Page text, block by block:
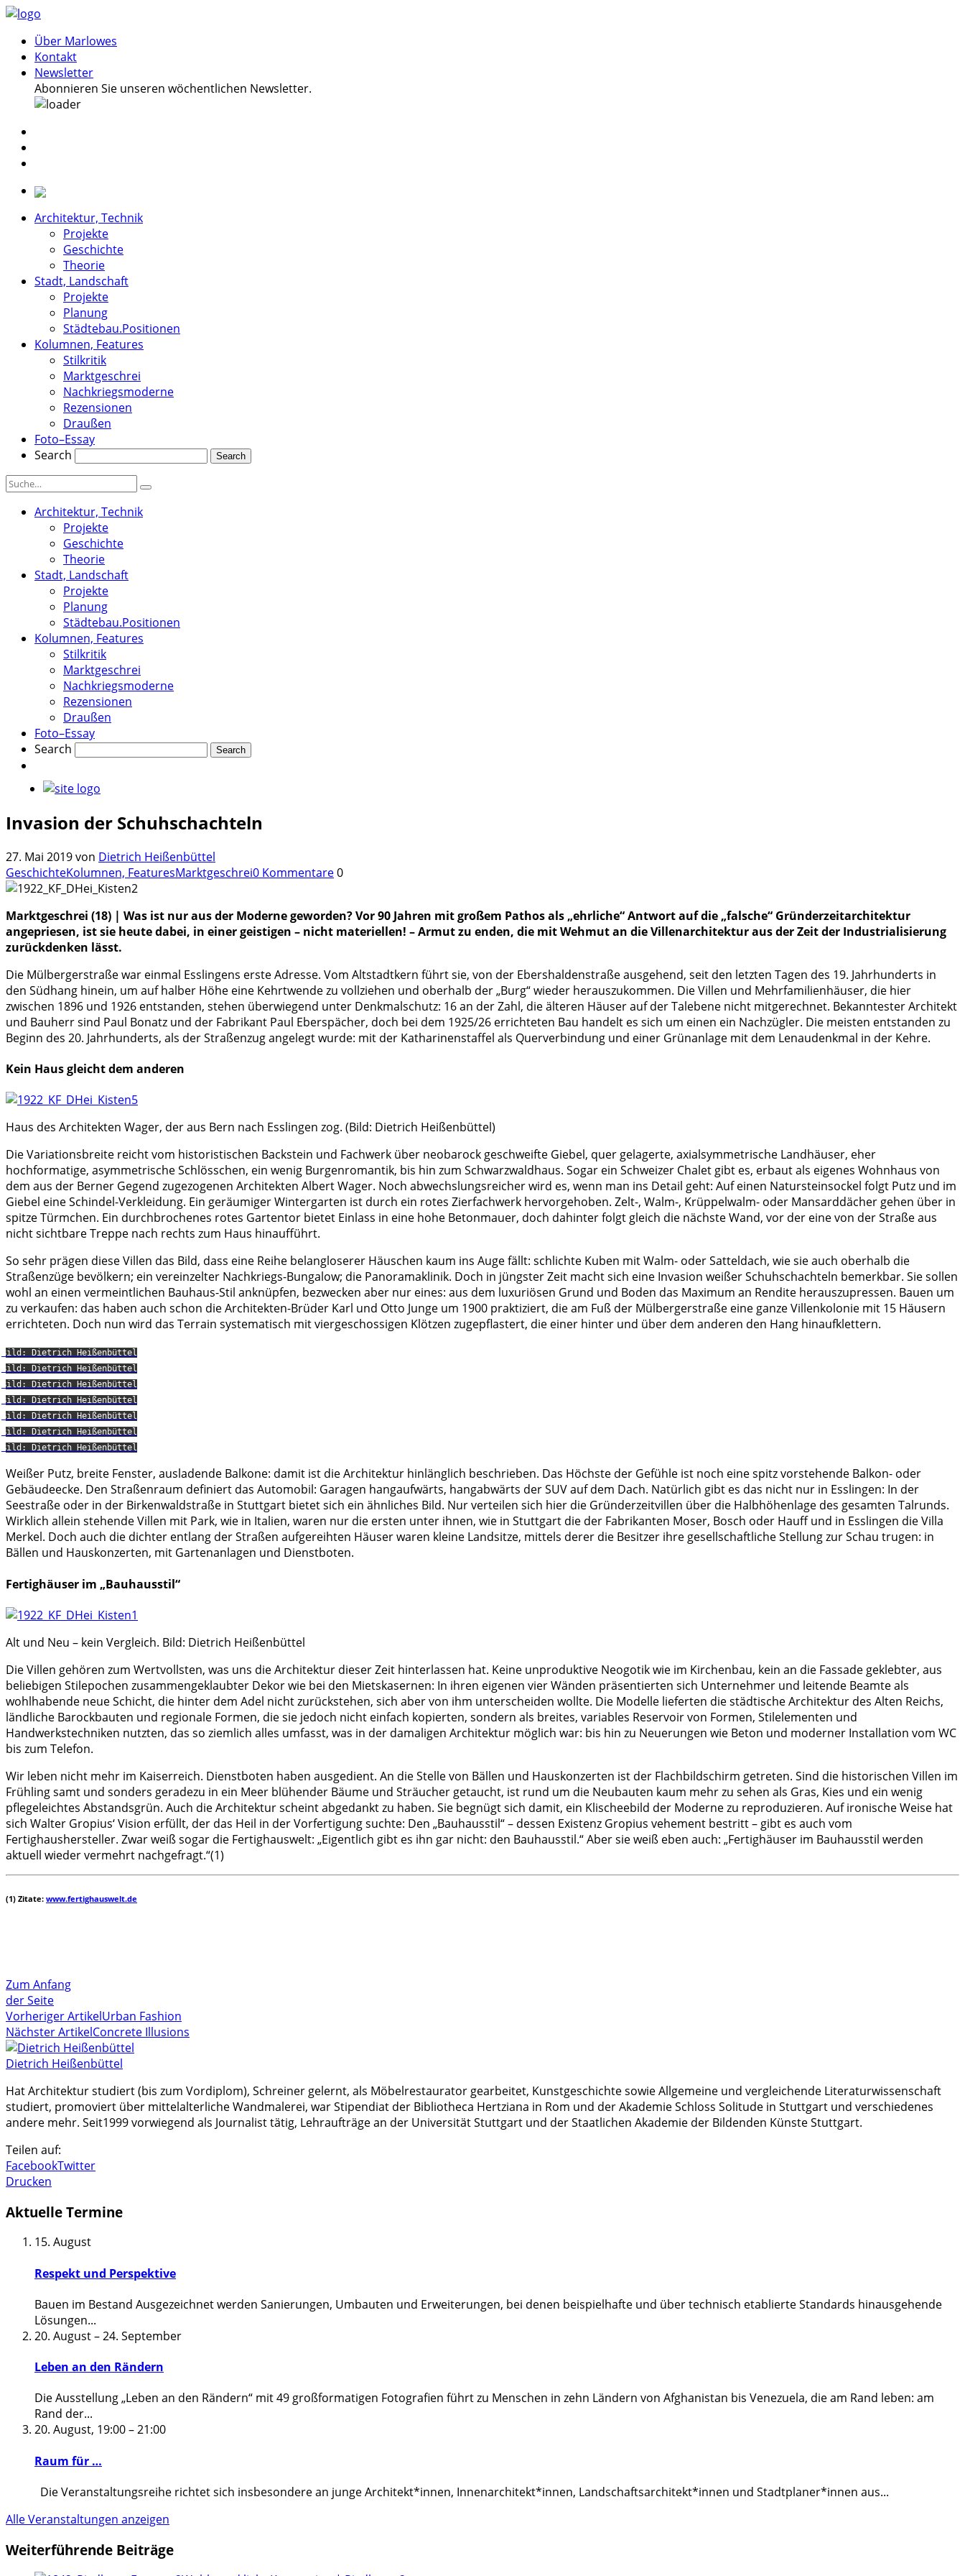
Über Marlowes
Kontakt
Newsletter
Abonnieren Sie unseren wöchentlichen Newsletter.
Architektur, Technik
Projekte
Geschichte
Theorie
Stadt, Landschaft
Projekte
Planung
Städtebau.Positionen
Kolumnen, Features
Stilkritik
Marktgeschrei
Nachkriegsmoderne
Rezensionen
Draußen
Foto–Essay
Search
Architektur, Technik
Projekte
Geschichte
Theorie
Stadt, Landschaft
Projekte
Planung
Städtebau.Positionen
Kolumnen, Features
Stilkritik
Marktgeschrei
Nachkriegsmoderne
Rezensionen
Draußen
Foto–Essay
Search
Invasion der Schuhschachteln
27. Mai 2019von Dietrich Heißenbüttel
GeschichteKolumnen, FeaturesMarktgeschrei0 Kommentare0
Marktgeschrei (18) | Was ist nur aus der Moderne geworden? Vor 90 Jahren mit großem Pathos als „ehrliche“ Antwort auf die „falsche“ Gründerzeitarchitektur
angepriesen, ist sie heute dabei, in einer geistigen – nicht materiellen! – Armut zu enden, die mit Wehmut an die Villenarchitektur aus der Zeit der Industrialisierung
zurückdenken lässt.
Die Mülbergerstraße war einmal Esslingens erste Adresse. Vom Altstadtkern führt sie, von der Ebershaldenstraße ausgehend, seit den letzten Tagen des 19. Jahrhunderts in
den Südhang hinein, um auf halber Höhe eine Kehrtwende zu vollziehen und oberhalb der „Burg“ wieder herauszukommen. Die Villen und Mehrfamilienhäuser, die hier
zwischen 1896 und 1926 entstanden, stehen überwiegend unter Denkmalschutz: 16 an der Zahl, die älteren Häuser auf der Talebene nicht mitgerechnet. Bekanntester Architekt
und Bauherr sind Paul Bonatz und der Fabrikant Paul Eberspächer, doch bei dem 1925/26 errichteten Bau handelt es sich um einen ein Nachzügler. Die meisten entstanden zu
Beginn des 20. Jahrhunderts, als der Straßenzug angelegt wurde: mit der Katharinenstaffel als Querverbindung und einer Grünanlage mit dem Lenaudenkmal in der Kehre.
Kein Haus gleicht dem anderen
Haus des Architekten Wager, der aus Bern nach Esslingen zog. (Bild: Dietrich Heißenbüttel)
Die Variationsbreite reicht vom historistischen Backstein und Fachwerk über neobarock geschweifte Giebel, quer gelagerte, axialsymmetrische Landhäuser, eher
hochformatige, asymmetrische Schlösschen, ein wenig Burgenromantik, bis hin zum Schwarzwaldhaus. Sogar ein Schweizer Chalet gibt es, erbaut als eigenes Wohnhaus von
dem aus der Berner Gegend zugezogenen Architekten Albert Wager. Noch abwechslungsreicher wird es, wenn man ins Detail geht: Auf einen Natursteinsockel folgt Putz und im
Giebel eine Schindel-Verkleidung. Ein geräumiger Wintergarten ist durch ein rotes Zierfachwerk hervorgehoben. Zelt-, Walm-, Krüppelwalm- oder Mansarddächer gehen über in
spitze Türmchen. Ein durchbrochenes rotes Gartentor bietet Einlass in eine hohe Betonmauer, doch dahinter folgt gleich die nächste Wand, vor der eine von der Straße aus
nicht sichtbare Treppe nach rechts zum Haus hinaufführt.
So sehr prägen diese Villen das Bild, dass eine Reihe belangloserer Häuschen kaum ins Auge fällt: schlichte Kuben mit Walm- oder Satteldach, wie sie auch oberhalb die
Straßenzüge bevölkern; ein vereinzelter Nachkriegs-Bungalow; die Panoramaklinik. Doch in jüngster Zeit macht sich eine Invasion weißer Schuhschachteln bemerkbar. Sie sollen
wohl an einen vermeintlichen Bauhaus-Stil anknüpfen, bezwecken aber nur eines: aus dem luxuriösen Grund und Boden das Maximum an Rendite herauszupressen. Bauen um
zu verkaufen: das haben auch schon die Architekten-Brüder Karl und Otto Junge um 1900 praktiziert, die am Fuß der Mülbergerstraße eine ganze Villenkolonie mit 15 Häusern
errichteten. Doch nun wird das Terrain systematisch mit viergeschossigen Klötzen zugepflastert, die einer hinter und über dem anderen den Hang hinaufklettern.
Bild: Dietrich Heißenbüttel
Bild: Dietrich Heißenbüttel
Bild: Dietrich Heißenbüttel
Bild: Dietrich Heißenbüttel
Bild: Dietrich Heißenbüttel
Bild: Dietrich Heißenbüttel
Bild: Dietrich Heißenbüttel
Weißer Putz, breite Fenster, ausladende Balkone: damit ist die Architektur hinlänglich beschrieben. Das Höchste der Gefühle ist noch eine spitz vorstehende Balkon- oder
Gebäudeecke. Den Straßenraum definiert das Automobil: Garagen hangaufwärts, hangabwärts der SUV auf dem Dach. Natürlich gibt es das nicht nur in Esslingen: In der
Seestraße oder in der Birkenwaldstraße in Stuttgart bietet sich ein ähnliches Bild. Nur verteilen sich hier die Gründerzeitvillen über die Halbhöhenlage des gesamten Talrunds.
Wirklich allein stehende Villen mit Park, wie in Italien, waren nur die ersten unter ihnen, wie in Stuttgart die der Fabrikanten Moser, Bosch oder Hauff und in Esslingen die Villa
Merkel. Doch auch die dichter entlang der Straßen aufgereihten Häuser waren kleine Landsitze, mittels derer die Besitzer ihre gesellschaftliche Stellung zur Schau trugen: in
Bällen und Hauskonzerten, mit Gartenanlagen und Dienstboten.
Fertighäuser im „Bauhausstil“
Alt und Neu – kein Vergleich. Bild: Dietrich Heißenbüttel
Die Villen gehören zum Wertvollsten, was uns die Architektur dieser Zeit hinterlassen hat. Keine unproduktive Neogotik wie im Kirchenbau, kein an die Fassade geklebter, aus
beliebigen Stilepochen zusammengeklaubter Dekor wie bei den Mietskasernen: In ihren eigenen vier Wänden präsentierten sich Unternehmer und leitende Beamte als
wohlhabende neue Schicht, die hinter dem Adel nicht zurückstehen, sich aber von ihm unterscheiden wollte. Die Modelle lieferten die städtische Architektur des Alten Reichs,
ländliche Barockbauten und regionale Formen, die sie jedoch nicht einfach kopierten, sondern als breites, variables Reservoir von Formen, Stilelementen und
Handwerkstechniken nutzten, das so ziemlich alles umfasst, was in der damaligen Architektur möglich war: bis hin zu Neuerungen wie Beton und moderner Installation vom WC
bis zum Telefon.
Wir leben nicht mehr im Kaiserreich. Dienstboten haben ausgedient. An die Stelle von Bällen und Hauskonzerten ist der Flachbildschirm getreten. Sind die historischen Villen im
Frühling samt und sonders geradezu in ein Meer blühender Bäume und Sträucher getaucht, ist rund um die Neubauten kaum mehr zu sehen als Gras, Kies und ein wenig
pflegeleichtes Abstandsgrün. Auch die Architektur scheint abgedankt zu haben. Sie begnügt sich damit, ein Klischeebild der Moderne zu reproduzieren. Auf ironische Weise hat
sich Walter Gropius‘ Vision erfüllt, der das Heil in der Vorfertigung suchte: Den „Bauhausstil“ – dessen Existenz Gropius vehement bestritt – gibt es auch vom
Fertighaushersteller. Zwar weiß sogar die Fertighauswelt: „Eigentlich gibt es ihn gar nicht: den Bauhausstil.“ Aber sie weiß eben auch: „Fertighäuser im Bauhausstil werden
aktuell wieder vermehrt nachgefragt.“(1)
(1) Zitate: www.fertighauswelt.de
Zum Anfang
der Seite
Vorheriger ArtikelUrban Fashion
Nächster ArtikelConcrete Illusions
Dietrich Heißenbüttel
Hat Architektur studiert (bis zum Vordiplom), Schreiner gelernt, als Möbelrestaurator gearbeitet, Kunstgeschichte sowie Allgemeine und vergleichende Literaturwissenschaft
studiert, promoviert über mittelalterliche Wandmalerei, war Stipendiat der Bibliotheca Hertziana in Rom und der Akademie Schloss Solitude in Stuttgart und verschiedenes
andere mehr. Seit1999 vorwiegend als Journalist tätig, Lehraufträge an der Universität Stuttgart und der Staatlichen Akademie der Bildenden Künste Stuttgart.
Teilen auf:
FacebookTwitter
Drucken
Aktuelle Termine
15. August
Respekt und Perspektive
Bauen im Bestand Ausgezeichnet werden Sanierungen, Umbauten und Erweiterungen, bei denen beispielhafte und über technisch etablierte Standards hinausgehende
Lösungen...
20. August–24. September
Leben an den Rändern
Die Ausstellung „Leben an den Rändern“ mit 49 großformatigen Fotografien führt zu Menschen in zehn Ländern von Afghanistan bis Venezuela, die am Rand leben: am
Rand der...
20. August, 19:00–21:00
Raum für …
Die Veranstaltungsreihe richtet sich insbesondere an junge Architekt*innen, Innenarchitekt*innen, Landschaftsarchitekt*innen und Stadtplaner*innen aus...
Alle Veranstaltungen anzeigen
Weiterführende Beiträge